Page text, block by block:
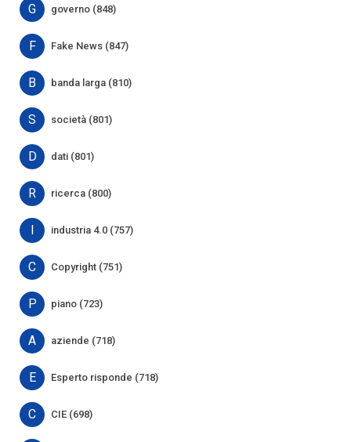
G governo (848)
F Fake News (847)
B banda larga (810)
S società (801)
D dati (801)
R ricerca (800)
I industria 4.0 (757)
C Copyright (751)
P piano (723)
A aziende (718)
E Esperto risponde (718)
C CIE (698)